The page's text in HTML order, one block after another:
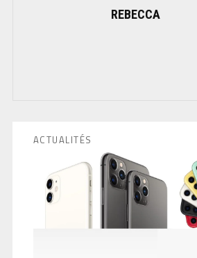
REBECCA
ACTUALITÉS